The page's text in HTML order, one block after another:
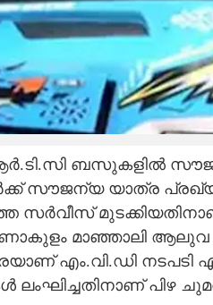
ബസുകളിൽ
സൗജന്യ യാത്ര
സർവീസ്
മാഞ്ഞാലി ആലുവ
എം.വി.ഡി നടപടി
പിഴ